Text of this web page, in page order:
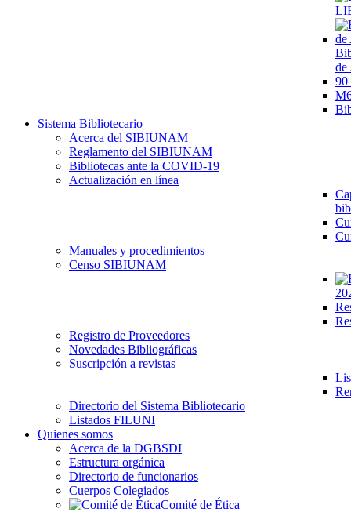
de
90
Sistema Bibliotecario
Acerca del SIBIUNAM
Reglamento del SIBIUNAM
Bibliotecas ante la COVID-19
Actualización en línea
Manuales y procedimientos
Censo SIBIUNAM
Registro de Proveedores
Novedades Bibliográficas
Suscripción a revistas
Directorio del Sistema Bibliotecario
Listados FILUNI
Quienes somos
Acerca de la DGBSDI
Estructura orgánica
Directorio de funcionarios
Cuerpos Colegiados
Comité de Ética